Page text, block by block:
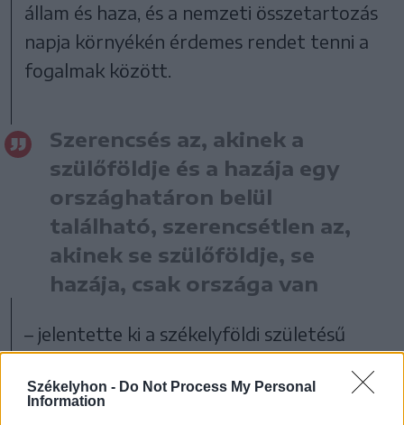
Székelyhon - Do Not Process My Personal
Information
állam és haza, és a nemzeti összetartozás
napja környékén érdemes rendet tenni a
fogalmak között.
Szerencsés az, akinek a
szülőföldje és a hazája egy
országhatáron belül
található, szerencsétlen az,
akinek se szülőföldje, se
hazája, csak országa van
– jelentette ki a székelyföldi születésű